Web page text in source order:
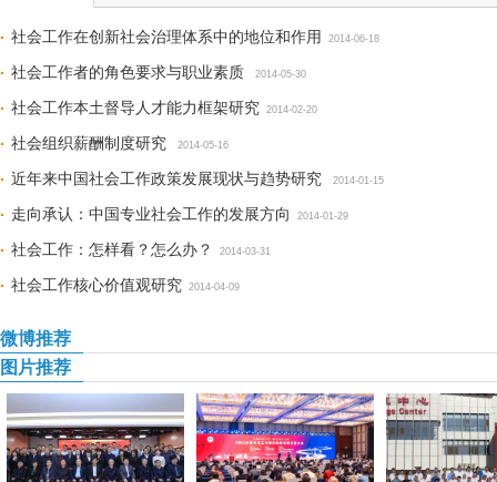
社会工作在创新社会治理体系中的地位和作用 2014-06-18
社会工作者的角色要求与职业素质 2014-05-30
社会工作本土督导人才能力框架研究 2014-02-20
社会组织薪酬制度研究 2014-05-16
近年来中国社会工作政策发展现状与趋势研究 2014-01-15
走向承认：中国专业社会工作的发展方向 2014-01-29
社会工作：怎样看？怎么办？ 2014-03-31
社会工作核心价值观研究 2014-04-09
微博推荐
图片推荐